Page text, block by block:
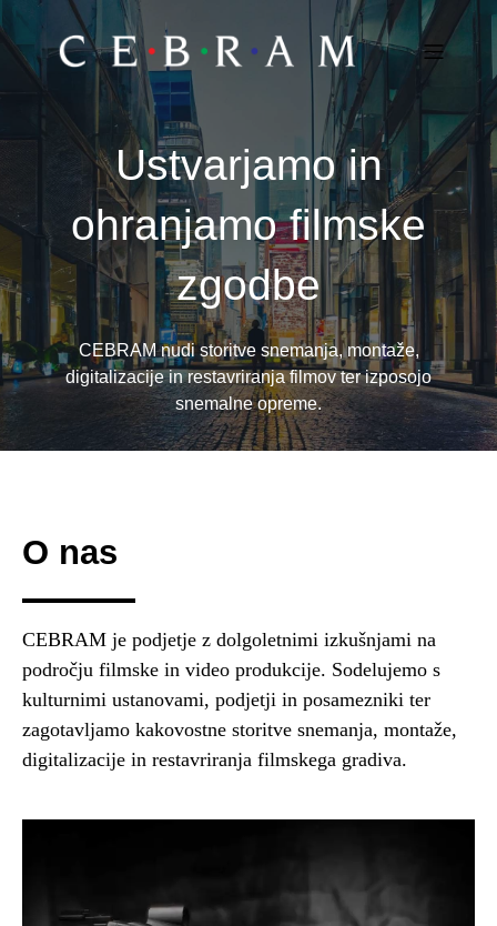
Ustvarjamo in
ohranjamo filmske
zgodbe
CEBRAM nudi storitve snemanja, montaže,
digitalizacije in restavriranja filmov ter izposojo
snemalne opreme.
O nas
CEBRAM je podjetje z dolgoletnimi izkušnjami na
področju filmske in video produkcije. Sodelujemo s
kulturnimi ustanovami, podjetji in posamezniki ter
zagotavljamo kakovostne storitve snemanja, montaže,
digitalizacije in restavriranja filmskega gradiva.